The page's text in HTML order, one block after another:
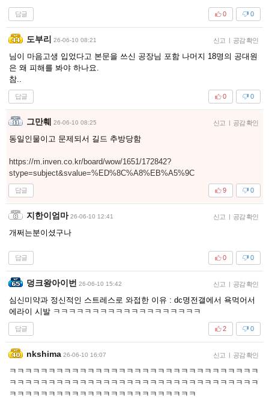
답글 0
0
도부리 26-06-10 08:21 신고 | 공감 확인
님이 마음고생 입었다고 본문을 쓰신 공장님 포함 나머지 18명의 공대원
은 왜 피해를 봐야 하나요.
참..
답글 0
0
그만훼 26-06-10 08:25 신고 | 공감 확인
동일인물이고 문제되서 길드 추방당함
https://m.inven.co.kr/board/wow/1651/172842?
stype=subject&svalue=%ED%8C%A8%EB%A5%9C
답글 0
9
지한이엄마 26-06-10 12:41 신고 | 공감 확인
개쩌는분이셨구나
답글 0
0
덩크왕아이번 26-06-10 15:42 신고 | 공감 확인
심신미약과 정신적인 스트레스로 와접한 이유 : dc명전갤에서 욕먹어서
에라이 시발 ㅋㅋㅋㅋㅋㅋㅋㅋㅋㅋㅋㅋㅋㅋㅋㅋㅋㅋㅋ
답글 0
2
nkshima 26-06-10 16:07 신고 | 공감 확인
ㅋㅋㅋㅋㅋㅋㅋㅋㅋㅋㅋㅋㅋㅋㅋㅋㅋㅋㅋㅋㅋㅋㅋㅋㅋㅋㅋㅋㅋㅋㅋㅋ
ㅋㅋㅋㅋㅋㅋㅋㅋㅋㅋㅋㅋㅋㅋㅋㅋㅋㅋㅋㅋㅋㅋㅋㅋㅋㅋㅋㅋㅋㅋㅋㅋ
ㅋㅋㅋㅋㅋㅋㅋㅋㅋㅋㅋㅋㅋㅋㅋㅋㅋㅋㅋㅋㅋㅋㅋㅋ